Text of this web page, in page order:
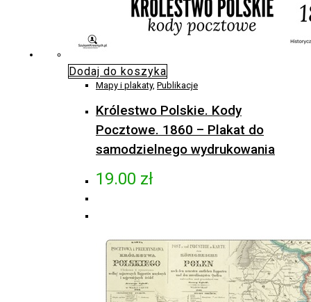
Dodaj do koszyka
Mapy i plakaty, Publikacje
Królestwo Polskie. Kody
Pocztowe. 1860 – Plakat do
samodzielnego wydrukowania
19.00 zł